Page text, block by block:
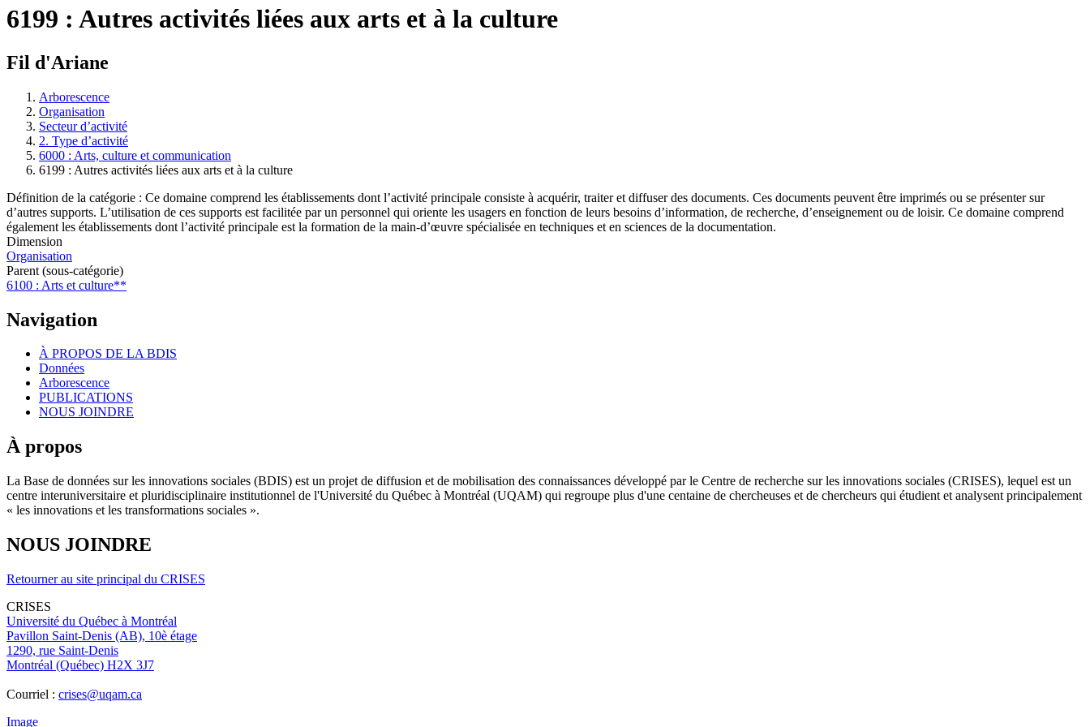
6199 : Autres activités liées aux arts et à la culture
Fil d'Ariane
Arborescence
Organisation
Secteur d’activité
2. Type d’activité
6000 : Arts, culture et communication
6199 : Autres activités liées aux arts et à la culture
Définition de la catégorie : Ce domaine comprend les établissements dont l’activité principale consiste à acquérir, traiter et diffuser des documents. Ces documents peuvent être imprimés ou se présenter sur
d’autres supports. L’utilisation de ces supports est facilitée par un personnel qui oriente les usagers en fonction de leurs besoins d’information, de recherche, d’enseignement ou de loisir. Ce domaine comprend
également les établissements dont l’activité principale est la formation de la main-d’œuvre spécialisée en techniques et en sciences de la documentation.
Dimension
Organisation
Parent (sous-catégorie)
6100 : Arts et culture**
Navigation
À PROPOS DE LA BDIS
Données
Arborescence
PUBLICATIONS
NOUS JOINDRE
À propos
La Base de données sur les innovations sociales (BDIS) est un projet de diffusion et de mobilisation des connaissances développé par le Centre de recherche sur les innovations sociales (CRISES), lequel est un
centre interuniversitaire et pluridisciplinaire institutionnel de l'Université du Québec à Montréal (UQAM) qui regroupe plus d'une centaine de chercheuses et de chercheurs qui étudient et analysent principalement
« les innovations et les transformations sociales ».
NOUS JOINDRE
Retourner au site principal du CRISES
CRISES
Université du Québec à Montréal
Pavillon Saint-Denis (AB), 10è étage
1290, rue Saint-Denis
Montréal (Québec) H2X 3J7
Courriel : crises@uqam.ca
Image